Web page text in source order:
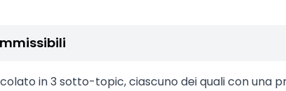
in 3 sotto-topic, ciascuno dei quali con una